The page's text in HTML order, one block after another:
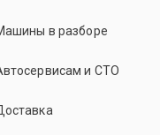
в разборе
и СТО